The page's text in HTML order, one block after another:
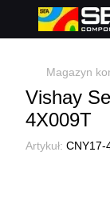
Magazyn
Vishay
4X009T
Artykuł: CNY17-